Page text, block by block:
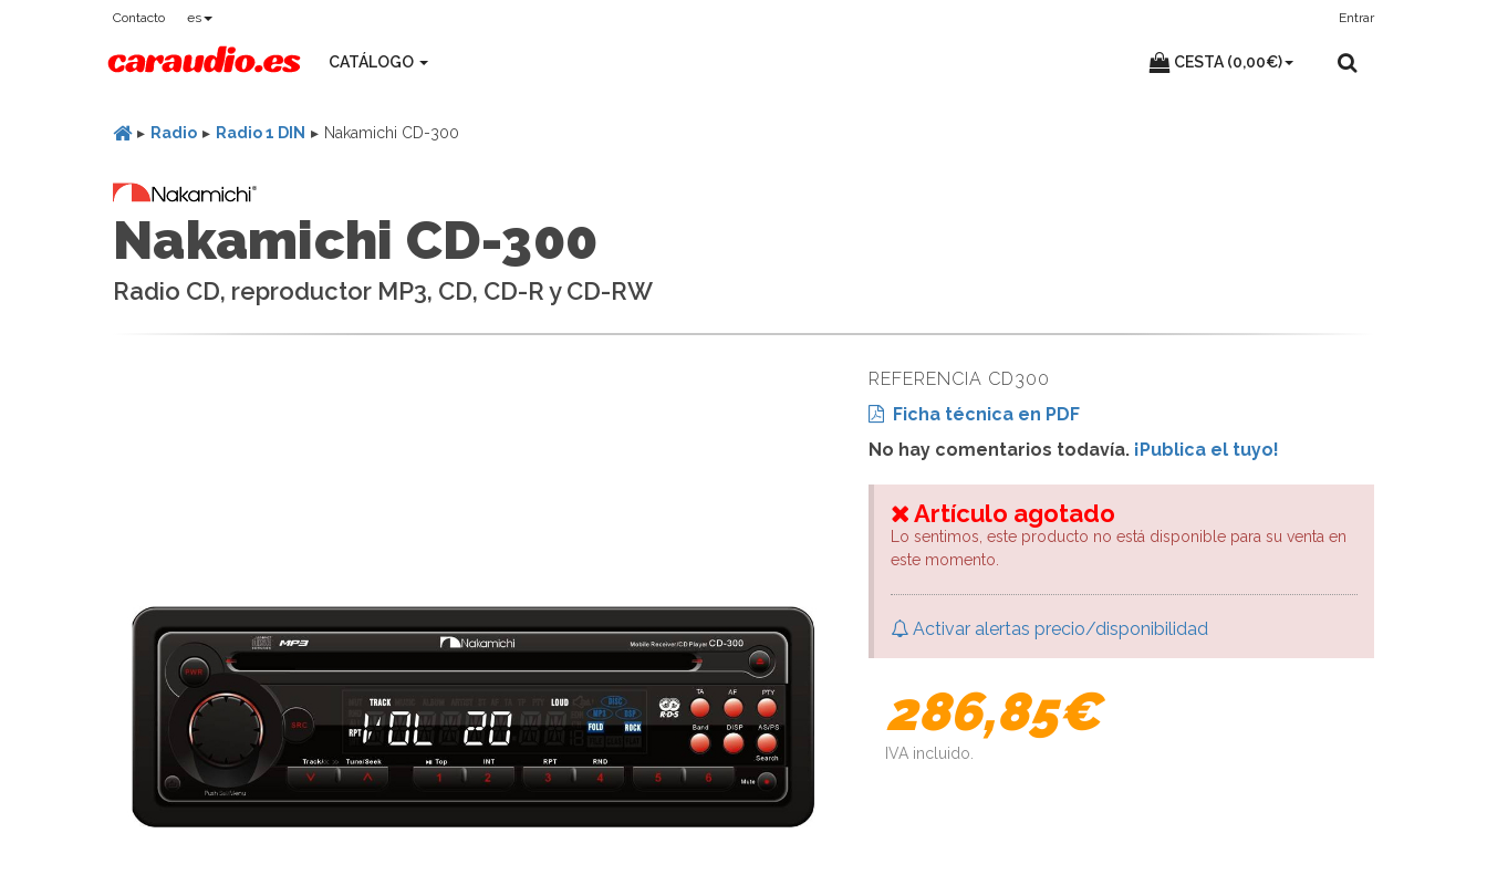
Contacto es Entrar
CATÁLOGO CESTA (0,00€)
Radio Radio 1 DIN Nakamichi CD-300
Nakamichi CD-300
Radio CD, reproductor MP3, CD, CD-R y CD-RW
REFERENCIA CD300
Ficha técnica en PDF
No hay comentarios todavía. ¡Publica el tuyo!
Artículo agotado
Lo sentimos, este producto no está disponible para su venta en
este momento.
Activar alertas precio/disponibilidad
286,85€
IVA incluido.